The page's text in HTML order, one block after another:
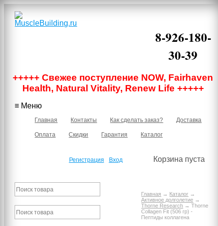
8-926-180-
30-39
Бауманская,
Нижняя
Красносельская
этаж, офис 219В
+++++ Свежее поступление NOW, Fairhaven
Health, Natural Vitality, Renew Life +++++
≡ Меню
Главная Контакты Как сделать заказ? Доставка
Оплата Скидки Гарантия Каталог
Корзина пуста
Регистрация Вход
Главная → Каталог →
Активное долголетие →
Thorne Research → Thorne
Collagen Fit (506 гр) -
Пептиды коллагена